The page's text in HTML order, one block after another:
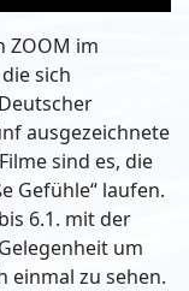
ZOOM im
sich
ausgezeichnete
sind es, die
Gefühle“ laufen.
6.1. mit der
um
einmal zu sehen.